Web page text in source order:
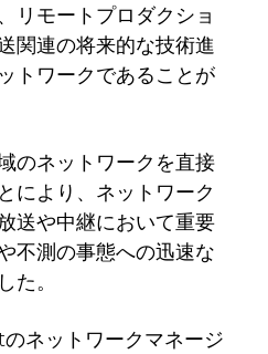
リモートプロダクショ
関連の将来的な技術進
トワークであることが
のネットワークを直接
により、ネットワーク
送や中継において重要
不測の事態への迅速な
た。
ネットワークマネージ